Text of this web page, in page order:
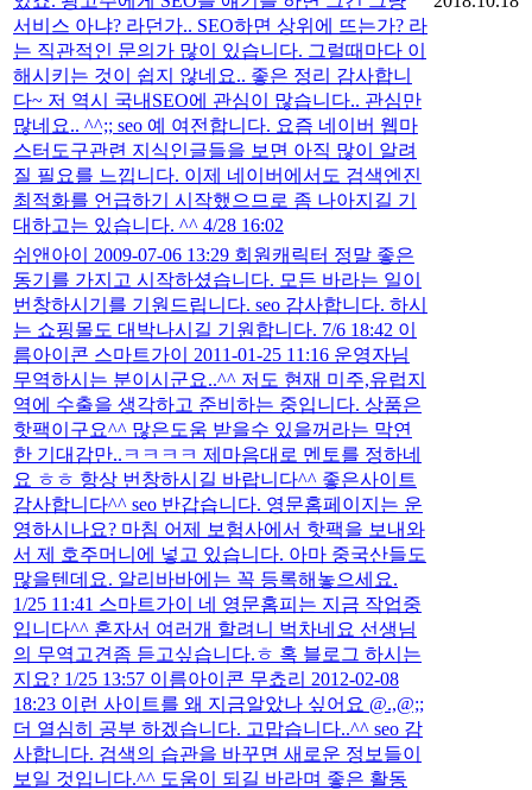
서비스 아냐? 라던가.. SEO하면 상위에 뜨는가? 라
는 직관적인 문의가 많이 있습니다. 그럴때마다 이
해시키는 것이 쉽지 않네요.. 좋은 정리 감사합니
다~ 저 역시 국내SEO에 관심이 많습니다.. 관심만
많네요.. ^^;; seo 예 여전합니다. 요즘 네이버 웹마
스터도구관련 지식인글들을 보면 아직 많이 알려
질 필요를 느낍니다. 이제 네이버에서도 검색엔진
최적화를 언급하기 시작했으므로 좀 나아지길 기
대하고는 있습니다. ^^ 4/28 16:02
쉬앤아이 2009-07-06 13:29 회원캐릭터 정말 좋은
동기를 가지고 시작하셨습니다. 모든 바라는 일이
번창하시기를 기원드립니다. seo 감사합니다. 하시
는 쇼핑몰도 대박나시길 기원합니다. 7/6 18:42 이
름아이콘 스마트가이 2011-01-25 11:16 운영자님
무역하시는 분이시군요..^^ 저도 현재 미주,유럽지
역에 수출을 생각하고 준비하는 중입니다. 상품은
핫팩이구요^^ 많은도움 받을수 있을꺼라는 막연
한 기대감만..ㅋㅋㅋㅋ 제마음대로 멘토를 정하네
요 ㅎㅎ 항상 번창하시길 바랍니다^^ 좋은사이트
감사합니다^^ seo 반갑습니다. 영문홈페이지는 운
영하시나요? 마침 어제 보험사에서 핫팩을 보내와
서 제 호주머니에 넣고 있습니다. 아마 중국산들도
많을텐데요. 알리바바에는 꼭 등록해놓으세요.
1/25 11:41 스마트가이 네 영문홈피는 지금 작업중
입니다^^ 혼자서 여러개 할려니 벅차네요 선생님
의 무역고견좀 듣고싶습니다.ㅎ 혹 블로그 하시는
지요? 1/25 13:57 이름아이콘 무쵸리 2012-02-08
18:23 이런 사이트를 왜 지금알았나 싶어요 @.,@;;
더 열심히 공부 하겠습니다. 고맙습니다..^^ seo 감
사합니다. 검색의 습관을 바꾸면 새로운 정보들이
보일 것입니다.^^ 도움이 되길 바라며 좋은 활동